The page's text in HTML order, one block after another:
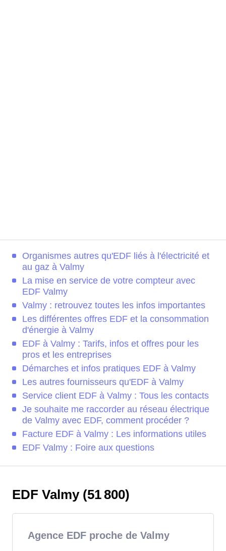
Organismes autres qu'EDF liés à l'électricité et
au gaz à Valmy
La mise en service de votre compteur avec
EDF Valmy
Valmy : retrouvez toutes les infos importantes
Les différentes offres EDF et la consommation
d'énergie à Valmy
EDF à Valmy : Tarifs, infos et offres pour les
pros et les entreprises
Démarches et infos pratiques EDF à Valmy
Les autres fournisseurs qu'EDF à Valmy
Service client EDF à Valmy : Tous les contacts
Je souhaite me raccorder au réseau électrique
de Valmy avec EDF, comment procéder ?
Facture EDF à Valmy : Les informations utiles
EDF Valmy : Foire aux questions
EDF Valmy (51 800)
Agence EDF proche de Valmy